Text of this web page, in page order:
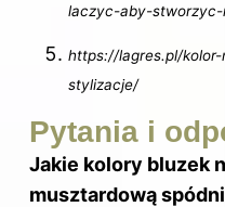
laczyc-aby-stworzyc-
https://lagres.pl/
stylizacje/
Pytania i
Jakie kolory bluzek
musztardową